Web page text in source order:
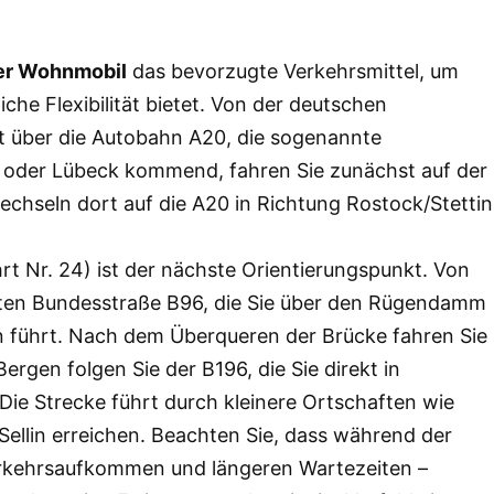
Wohnmobil das bevorzugte Verkehrsmittel, um
Flexibilität bietet. Von der deutschen
die Autobahn A20, die sogenannte
Lübeck kommend, fahren Sie zunächst auf der
dort auf die A20 in Richtung Rostock/
Nr. 24) ist der nächste Orientierungspunkt. Von
Bundesstraße B96, die Sie über den Rügendamm
führt. Nach dem Überqueren der Brücke fahren Sie
folgen Sie der B196, die Sie direkt in
Strecke führt durch kleinere Ortschaften wie
erreichen. Beachten Sie, dass während der
und längeren Wartezeiten –